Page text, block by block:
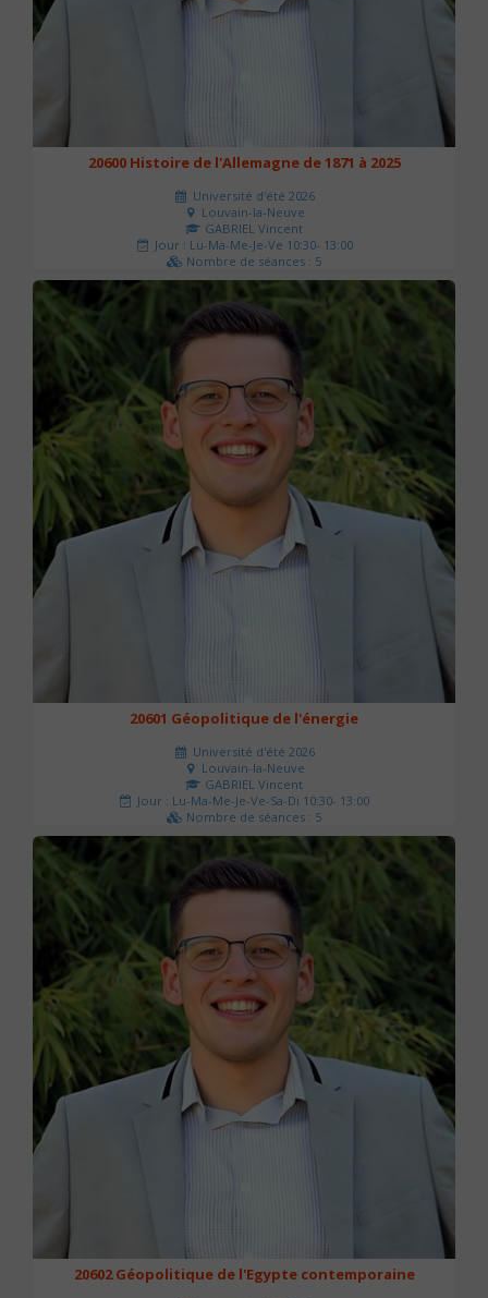
20600 Histoire de l'Allemagne de 1871 à 2025
Université d'été 2026
Louvain-la-Neuve
GABRIEL Vincent
Jour : Lu-Ma-Me-Je-Ve 10:30- 13:00
Nombre de séances : 5
120 €
20601 Géopolitique de l'énergie
Université d'été 2026
Louvain-la-Neuve
GABRIEL Vincent
Jour : Lu-Ma-Me-Je-Ve-Sa-Di 10:30- 13:00
Nombre de séances : 5
120 €
20602 Géopolitique de l'Egypte contemporaine